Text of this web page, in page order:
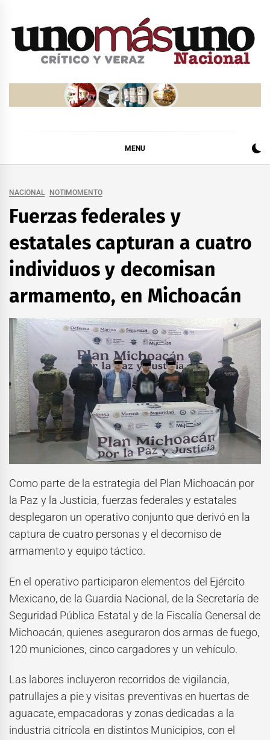
MENU
NACIONAL NOTIMOMENTO
Fuerzas federales y
estatales capturan a cuatro
individuos y decomisan
armamento, en Michoacán
Como parte de la estrategia del Plan Michoacán por
la Paz y la Justicia, fuerzas federales y estatales
desplegaron un operativo conjunto que derivó en la
captura de cuatro personas y el decomiso de
armamento y equipo táctico.
En el operativo participaron elementos del Ejército
Mexicano, de la Guardia Nacional, de la Secretaría de
Seguridad Pública Estatal y de la Fiscalía Genersal de
Michoacán, quienes aseguraron dos armas de fuego,
120 municiones, cinco cargadores y un vehículo.
Las labores incluyeron recorridos de vigilancia,
patrullajes a pie y visitas preventivas en huertas de
aguacate, empacadoras y zonas dedicadas a la
industria citrícola en distintos Municipios, con el